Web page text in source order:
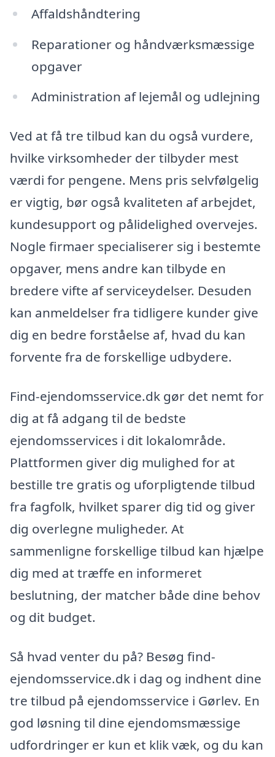
Affaldshåndtering
Reparationer og håndværksmæssige
opgaver
Administration af lejemål og udlejning
Ved at få tre tilbud kan du også vurdere,
hvilke virksomheder der tilbyder mest
værdi for pengene. Mens pris selvfølgelig
er vigtig, bør også kvaliteten af arbejdet,
kundesupport og pålidelighed overvejes.
Nogle firmaer specialiserer sig i bestemte
opgaver, mens andre kan tilbyde en
bredere vifte af serviceydelser. Desuden
kan anmeldelser fra tidligere kunder give
dig en bedre forståelse af, hvad du kan
forvente fra de forskellige udbydere.
Find-ejendomsservice.dk gør det nemt for
dig at få adgang til de bedste
ejendomsservices i dit lokalområde.
Plattformen giver dig mulighed for at
bestille tre gratis og uforpligtende tilbud
fra fagfolk, hvilket sparer dig tid og giver
dig overlegne muligheder. At
sammenligne forskellige tilbud kan hjælpe
dig med at træffe en informeret
beslutning, der matcher både dine behov
og dit budget.
Så hvad venter du på? Besøg find-
ejendomsservice.dk i dag og indhent dine
tre tilbud på ejendomsservice i Gørlev. En
god løsning til dine ejendomsmæssige
udfordringer er kun et klik væk, og du kan